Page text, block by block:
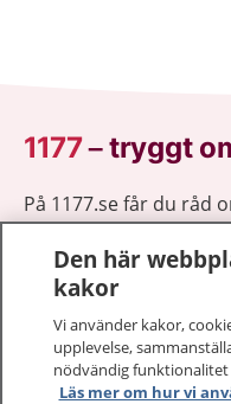
1177–tryggt
På 1177.se får du råd
sjukdomar och vilka
Logga in för att läsa
vårdärenden. Ring
sjukvårdsrådgivning
1177 ger dig råd när
Den här
kakor
Vi använder kakor,
upplevelse,
nödvändig funktionalitet
Läs mer om hur vi